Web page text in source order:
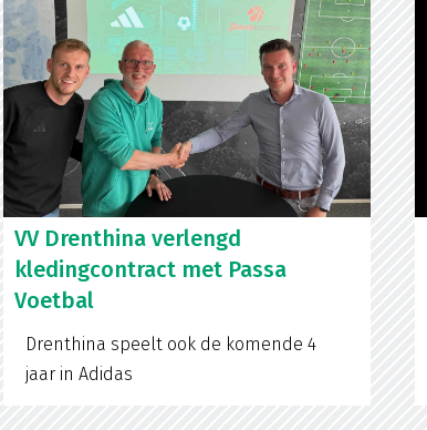
VV Drenthina verlengd
kledingcontract met Passa
Voetbal
Drenthina speelt ook de komende 4
jaar in Adidas